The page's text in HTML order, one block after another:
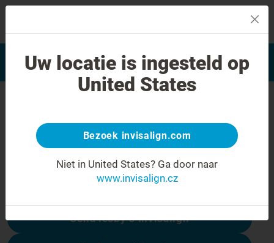
Hodnocení úsměvu
Najít poskytovatele léčby
Invisalign
Chyba 404
Přestaňte se mračit
Tato stránka není k dispozici, ale ostatní
Cena léčby s Invisalign
Uw locatie is ingesteld op
United States
Bezoek invisalign.com
Niet in United States? Ga door naar
www.invisalign.cz